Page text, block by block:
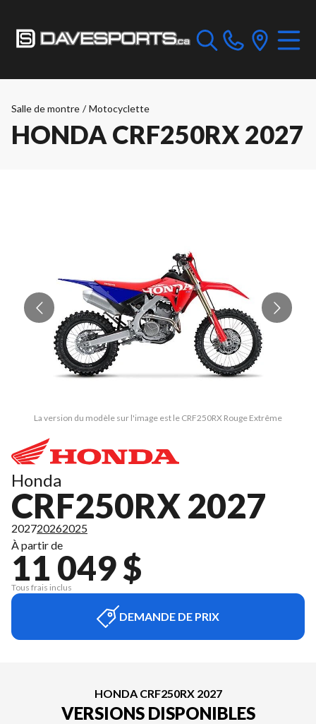
Salle de montre / Motocyclette
HONDA CRF250RX 2027
La version du modèle sur l'image est le CRF250RX Rouge Extrême
Honda
CRF250RX 2027
202720262025
À partir de
11 049 $
Tous frais inclus
DEMANDE DE PRIX
HONDA CRF250RX 2027
VERSIONS DISPONIBLES